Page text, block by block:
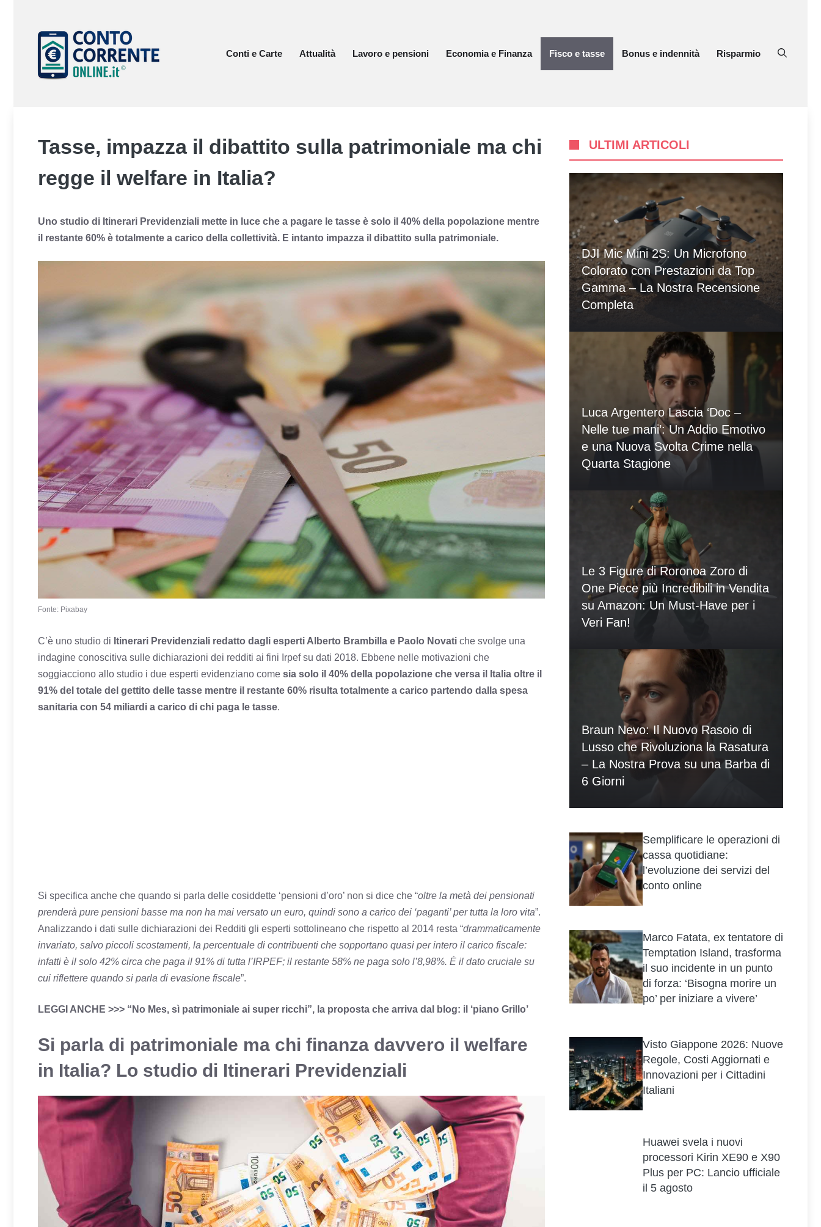
contenuto
Conti e Carte
Attualità Lavoro e pensioni Economia e Finanza Fisco e tasse Bonus e indennità Risparmio
Tasse, impazza il dibattito sulla patrimoniale ma chi
regge il welfare in Italia?
Uno studio di Itinerari Previdenziali mette in luce che a pagare le tasse è solo il 40% della popolazione mentre
il restante 60% è totalmente a carico della collettività. E intanto impazza il dibattito sulla patrimoniale.
Fonte: Pixabay
C’è uno studio di Itinerari Previdenziali redatto dagli esperti Alberto Brambilla e Paolo Novati che svolge una
indagine conoscitiva sulle dichiarazioni dei redditi ai fini Irpef su dati 2018. Ebbene nelle motivazioni che
soggiacciono allo studio i due esperti evidenziano come sia solo il 40% della popolazione che versa il Italia oltre il
91% del totale del gettito delle tasse mentre il restante 60% risulta totalmente a carico partendo dalla spesa
sanitaria con 54 miliardi a carico di chi paga le tasse.
Si specifica anche che quando si parla delle cosiddette ‘pensioni d’oro’ non si dice che “oltre la metà dei pensionati
prenderà pure pensioni basse ma non ha mai versato un euro, quindi sono a carico dei ‘paganti’ per tutta la loro vita”.
Analizzando i dati sulle dichiarazioni dei Redditi gli esperti sottolineano che rispetto al 2014 resta “drammaticamente
invariato, salvo piccoli scostamenti, la percentuale di contribuenti che sopportano quasi per intero il carico fiscale:
infatti è il solo 42% circa che paga il 91% di tutta l’IRPEF; il restante 58% ne paga solo l’8,98%. È il dato cruciale su
cui riflettere quando si parla di evasione fiscale”.
LEGGI ANCHE >>> “No Mes, sì patrimoniale ai super ricchi”, la proposta che arriva dal blog: il ‘piano Grillo’
Si parla di patrimoniale ma chi finanza davvero il welfare
in Italia? Lo studio di Itinerari Previdenziali
ULTIMI ARTICOLI
DJI Mic Mini 2S: Un Microfono
Colorato con Prestazioni da Top
Gamma – La Nostra Recensione
Completa
Luca Argentero Lascia ‘Doc –
Nelle tue mani’: Un Addio Emotivo
e una Nuova Svolta Crime nella
Quarta Stagione
Le 3 Figure di Roronoa Zoro di
One Piece più Incredibili in Vendita
su Amazon: Un Must-Have per i
Veri Fan!
Braun Nevo: Il Nuovo Rasoio di
Lusso che Rivoluziona la Rasatura
– La Nostra Prova su una Barba di
6 Giorni
Semplificare le operazioni di
cassa quotidiane:
l’evoluzione dei servizi del
conto online
Marco Fatata, ex tentatore di
Temptation Island, trasforma
il suo incidente in un punto
di forza: ‘Bisogna morire un
po’ per iniziare a vivere’
Visto Giappone 2026: Nuove
Regole, Costi Aggiornati e
Innovazioni per i Cittadini
Italiani
Huawei svela i nuovi
processori Kirin XE90 e X90
Plus per PC: Lancio ufficiale
il 5 agosto